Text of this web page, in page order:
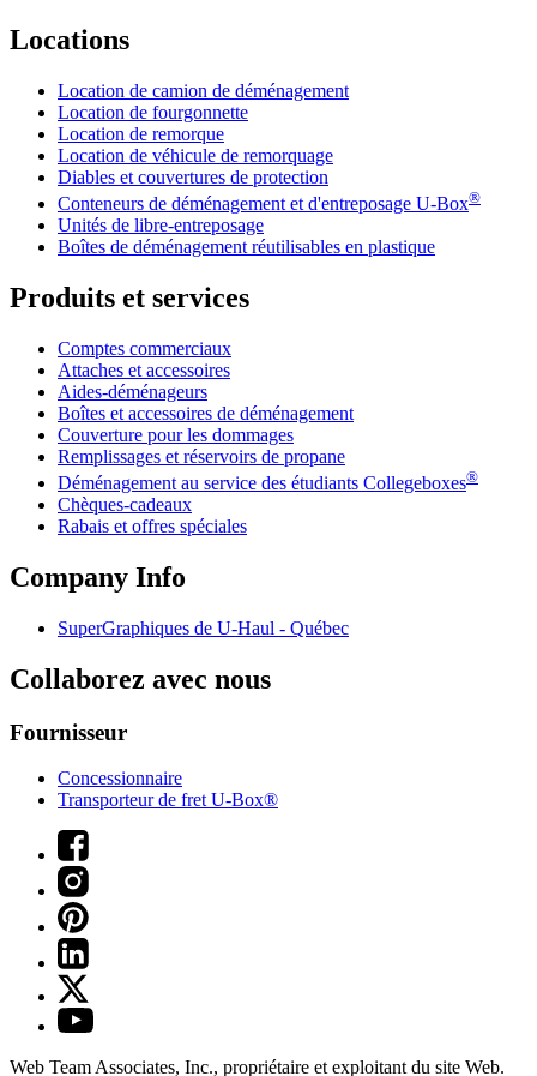
Locations
Location de camion de déménagement
Location de fourgonnette
Location de remorque
Location de véhicule de remorquage
Diables et couvertures de protection
Conteneurs de déménagement et d'entreposage U-Box®
Unités de libre-entreposage
Boîtes de déménagement réutilisables en plastique
Produits et services
Comptes commerciaux
Attaches et accessoires
Aides-déménageurs
Boîtes et accessoires de déménagement
Couverture pour les dommages
Remplissages et réservoirs de propane
Déménagement au service des étudiants Collegeboxes®
Chèques-cadeaux
Rabais et offres spéciales
Company Info
SuperGraphiques de U-Haul - Québec
Collaborez avec nous
Fournisseur
Concessionnaire
Transporteur de fret U-Box®
Web Team Associates, Inc., propriétaire et exploitant du site Web.